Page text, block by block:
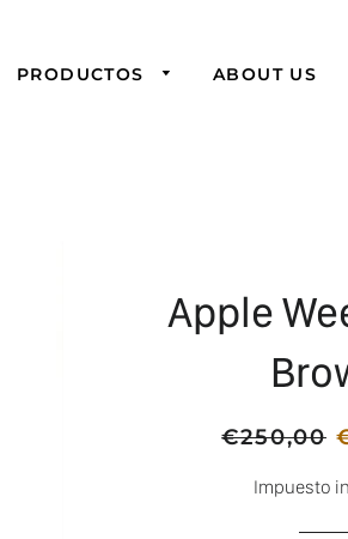
PRODUCTOS ABOUT US
Apple
Precio
€250,00
Impuesto